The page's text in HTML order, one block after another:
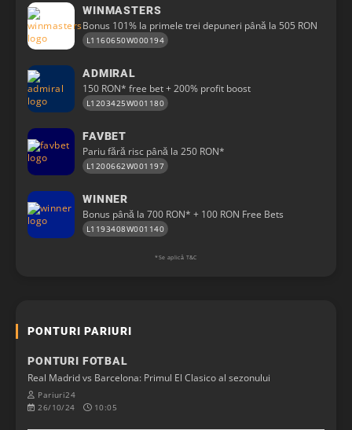
WINMASTERS
Bonus 101% la primele trei depuneri până la 505 RON
L1160650W000194
ADMIRAL
150 RON* free bet + 200% profit boost
L1203425W001180
FAVBET
Pariu fără risc până la 250 RON*
L1200662W001197
WINNER
Bonus până la 700 RON* + 100 RON Free Bets
L1193408W001140
*Se aplică T&C
PONTURI PARIURI
PONTURI FOTBAL
Real Madrid vs Barcelona: Primul El Clasico al sezonului
Pariuri24
26/10/24
10:05